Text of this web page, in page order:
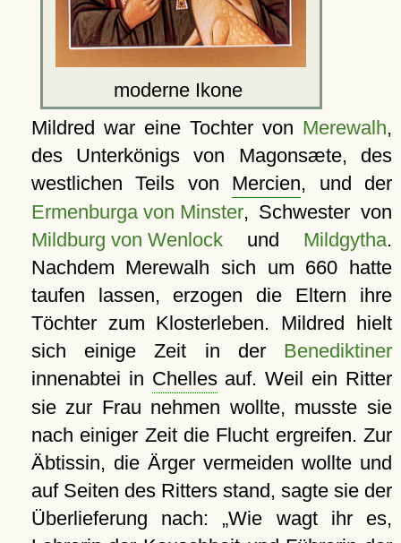
moderne Ikone
Mildred war eine Tochter von Merewalh,
des Unterkönigs von Magonsæte, des
westlichen Teils von Mercien, und der
Ermenburga von Minster, Schwester von
Mildburg von Wenlockund Mildgytha.
Nachdem Merewalh sich um 660 hatte
taufen lassen, erzogen die Eltern ihre
Töchter zum Klosterleben. Mildred hielt
sich einige Zeit in der Benediktiner
innenabtei in Chellesauf. Weil ein Ritter
sie zur Frau nehmen wollte, musste sie
nach einiger Zeit die Flucht ergreifen. Zur
Äbtissin, die Ärger vermeiden wollte und
auf Seiten des Ritters stand, sagte sie der
Überlieferung nach: Wie wagt ihr es,